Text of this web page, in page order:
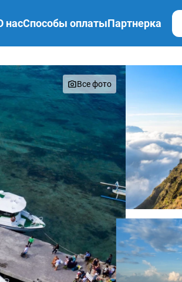
насСпособы оплатыПартнерка
Все фото